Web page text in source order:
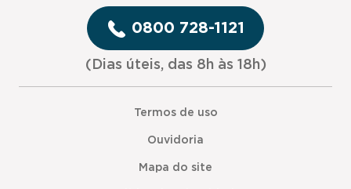
0800 728-1121
(Dias úteis, das 8h às 18h)
Termos de uso
Ouvidoria
Mapa do site